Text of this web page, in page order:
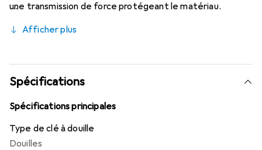
une transmission de force protégeant le matériau.
Afficher plus
Spécifications
Spécifications principales
Type de clé à douille
Douilles